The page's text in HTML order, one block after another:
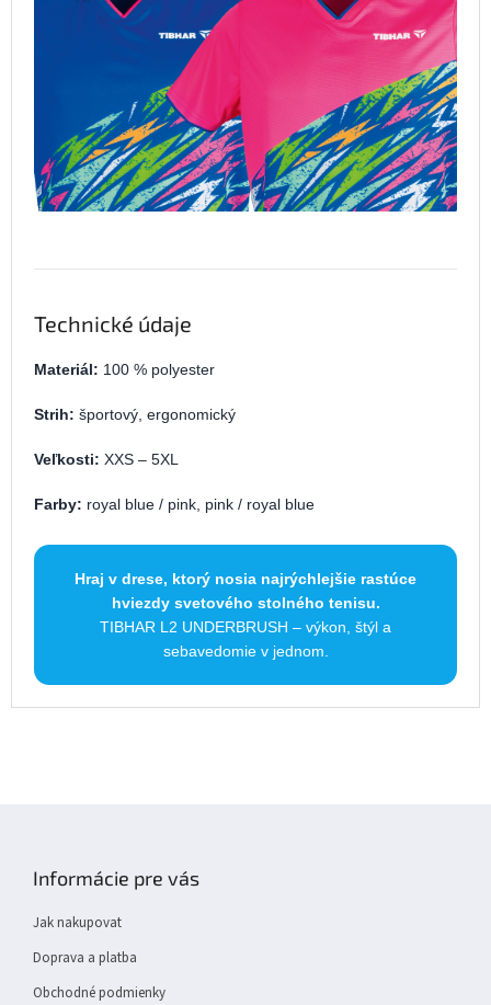
Technické údaje
Materiál: 100 % polyester
Strih: športový, ergonomický
Veľkosti: XXS – 5XL
Farby: royal blue / pink, pink / royal blue
Hraj v drese, ktorý nosia najrýchlejšie rastúce
hviezdy svetového stolného tenisu.
TIBHAR L2 UNDERBRUSH – výkon, štýl a
sebavedomie v jednom.
Informácie pre vás
Jak nakupovat
Doprava a platba
Obchodné podmienky